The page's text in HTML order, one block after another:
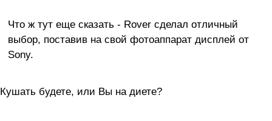
Что ж тут еще сказать - Rover сделал отличный
выбор, поставив на свой фотоаппарат дисплей от
Sony.
Кушать будете, или Вы на диете?